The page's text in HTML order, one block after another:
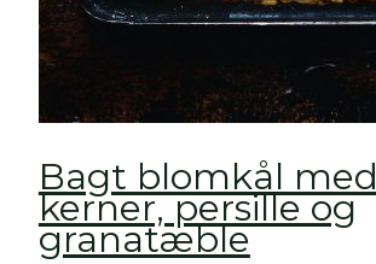
Bagt blomkål med
kerner, persille og
granatæble